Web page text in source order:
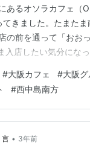
あるオソラカフェ（
てきました。たまた
の前を通って「おお
入店したい気分にな
節は冬。「そう言え
タをチェックすると
ルーツトーストをや
嬉しすぎる。いちご
前から期待度Maxで
#大阪カフェ #大阪グ
#西中島南方
言 • 3年前